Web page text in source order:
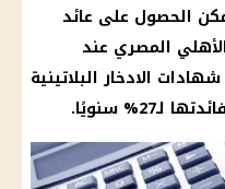
الحصول على عائد
الأهلي المصري عند
في شهادات الادخار البلاتينية
سنويًا.